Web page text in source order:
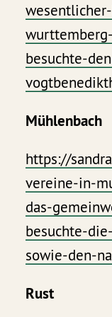
besuchte-
Mühlenbach
https://
vereine-in-
das-
besuchte-
sowie-den-
Rust